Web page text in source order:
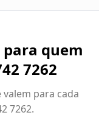
quem
7262
para cada
7262.